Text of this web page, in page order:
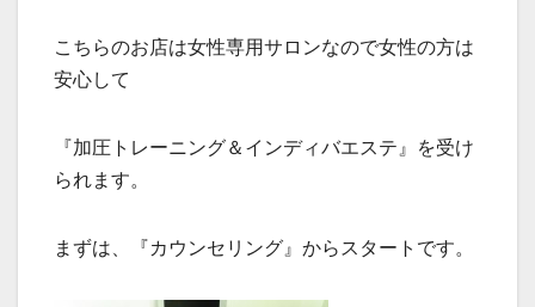
こちらのお店は女性専用サロンなので女性の方は
安心して
『加圧トレーニング＆インディバエステ』を受け
られます。
まずは、『カウンセリング』からスタートです。